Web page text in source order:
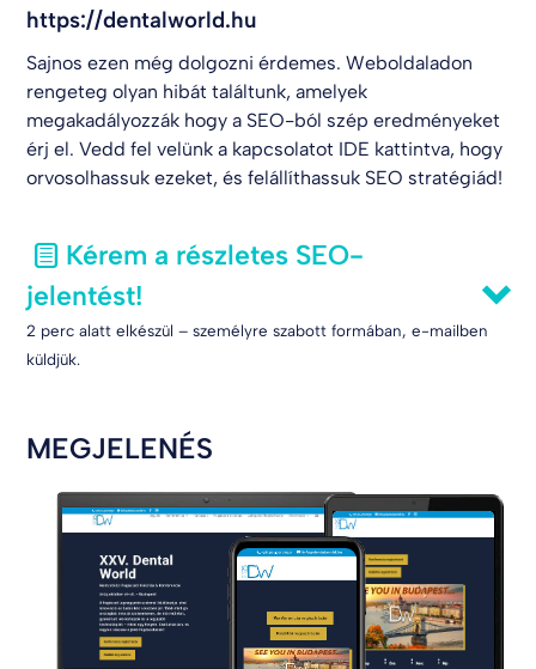
https://dentalworld.hu
Sajnos ezen még dolgozni érdemes. Weboldaladon
rengeteg olyan hibát találtunk, amelyek
megakadályozzák hogy a SEO-ból szép eredményeket
érj el. Vedd fel velünk a kapcsolatot IDE kattintva, hogy
orvosolhassuk ezeket, és felállíthassuk SEO stratégiád!
Kérem a részletes SEO-
jelentést!
2 perc alatt elkészül – személyre szabott formában, e-mailben
küldjük.
MEGJELENÉS